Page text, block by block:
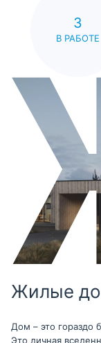
3
В РАБОТЕ
Жилые
Дом – это гораздо
Это личная